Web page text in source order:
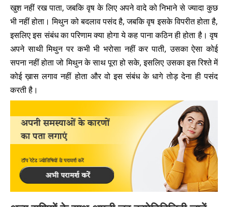
खुश नहीं रख पाता, जबकि वृष के लिए अपने वादे को निभाने से ज्यादा कुछ
भी नहीं होता। मिथुन को बदलाव पसंद है, जबकि वृष इसके विपरीत होता है,
इसलिए इस संबंध का परिणाम क्या होगा ये कह पाना कठिन ही होता है। वृष
अपने साथी मिथुन पर कभी भी भरोसा नहीं कर पाती, उसका ऐसा कोई
सपना नहीं होता जो मिथुन के साथ पूरा हो सके, इसलिए उसका इस रिश्ते में
कोई ख़ास लगाव नहीं होता और वो इस संबंध के धागे तोड़ देना ही पसंद
करती है।